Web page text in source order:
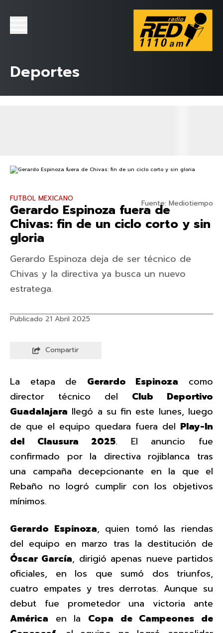
Deportes
Fuente: Mediotiempo
FUTBOL MEXICANO
Gerardo Espinoza fuera de
Chivas: fin de un ciclo corto y sin
gloria
Gerardo Espinoza deja de ser técnico de
Chivas y la directiva ya busca un nuevo
estratega.
Publicado 21 Abril 2025
Compartir
La etapa de Gerardo Espinoza como
director técnico del Club Deportivo
Guadalajara llegó a su fin este lunes, luego
de que el equipo quedara fuera del Play-In
del Clausura 2025. El anuncio fue
confirmado por la directiva rojiblanca tras
una campaña decepcionante en la que el
Rebaño no logró cumplir con los objetivos
mínimos.
Gerardo Espinoza, quien tomó las riendas
del equipo en marzo tras la destitución de
Óscar García, dirigió apenas nueve partidos
oficiales, en los que sumó dos triunfos,
cuatro empates y tres derrotas. Aunque su
debut fue prometedor una victoria ante
América en la Copa de Campeones de